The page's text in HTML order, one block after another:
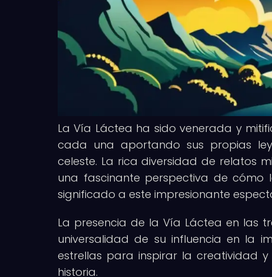
La Vía Láctea ha sido venerada y
cada una aportando sus propias
celeste. La rica diversidad de relatos
una fascinante perspectiva de cómo
significado a este impresionante
La presencia de la Vía Láctea en las
universalidad de su influencia en la
estrellas para inspirar la creatividad
historia.